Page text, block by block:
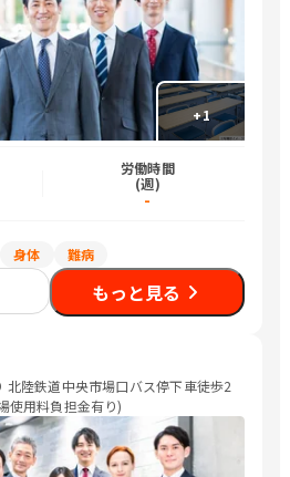
+1
労働時間
(週)
-
身体 難病
もっと見る
北陸鉄道中央市場口バス停下車徒歩2
使用料負担金有り)